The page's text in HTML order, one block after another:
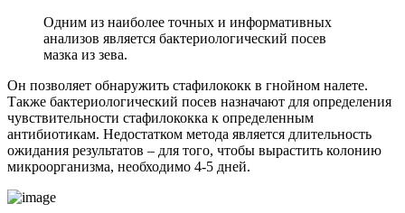
Одним из наиболее точных и информативных
анализов является бактериологический посев
мазка из зева.
Он позволяет обнаружить стафилококк в гнойном налете.
Также бактериологический посев назначают для определения
чувствительности стафилококка к определенным
антибиотикам. Недостатком метода является длительность
ожидания результатов – для того, чтобы вырастить колонию
микроорганизма, необходимо 4-5 дней.